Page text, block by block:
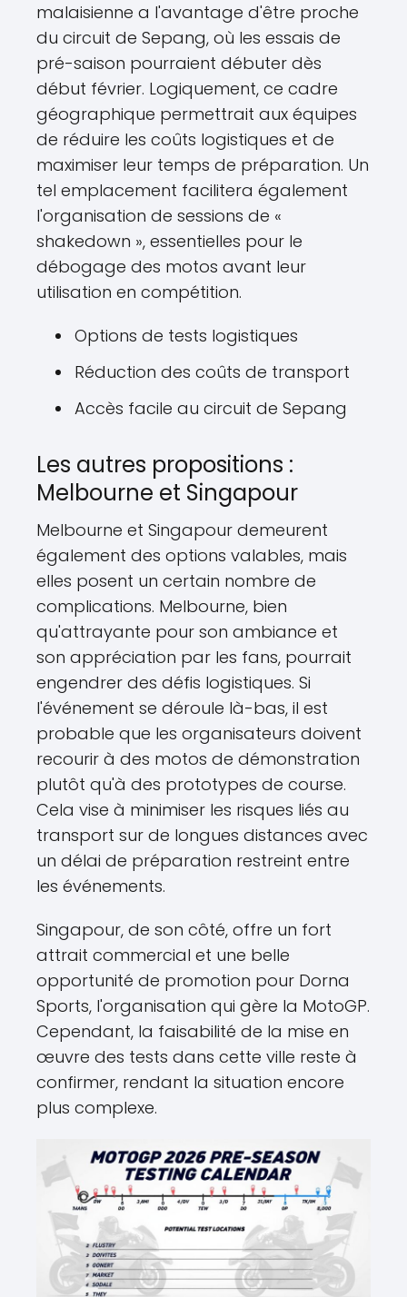
malaisienne a l'avantage d'être proche
du circuit de Sepang, où les essais de
pré-saison pourraient débuter dès
début février. Logiquement, ce cadre
géographique permettrait aux équipes
de réduire les coûts logistiques et de
maximiser leur temps de préparation. Un
tel emplacement facilitera également
l'organisation de sessions de «
shakedown », essentielles pour le
débogage des motos avant leur
utilisation en compétition.
Options de tests logistiques
Réduction des coûts de transport
Accès facile au circuit de Sepang
Les autres propositions :
Melbourne et Singapour
Melbourne et Singapour demeurent
également des options valables, mais
elles posent un certain nombre de
complications. Melbourne, bien
qu'attrayante pour son ambiance et
son appréciation par les fans, pourrait
engendrer des défis logistiques. Si
l'événement se déroule là-bas, il est
probable que les organisateurs doivent
recourir à des motos de démonstration
plutôt qu'à des prototypes de course.
Cela vise à minimiser les risques liés au
transport sur de longues distances avec
un délai de préparation restreint entre
les événements.
Singapour, de son côté, offre un fort
attrait commercial et une belle
opportunité de promotion pour Dorna
Sports, l'organisation qui gère la MotoGP.
Cependant, la faisabilité de la mise en
œuvre des tests dans cette ville reste à
confirmer, rendant la situation encore
plus complexe.